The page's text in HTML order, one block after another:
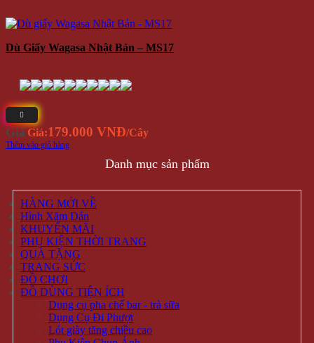
Dù Giấy Wagasa Nhật Bản – MS17
Giá Giá:179.000 VNĐ/Cây
Thêm vào giỏ hàng
Danh mục sản phẩm
HÀNG MỚI VỀ
Hình Xăm Dán
KHUYẾN MÃI
PHỤ KIỆN THỜI TRANG
QUÀ TẶNG
TRANG SỨC
ĐỒ CHƠI
ĐỒ DÙNG TIỆN ÍCH
Dụng cụ pha chế bar - trà sữa
Dụng Cụ Đi Phượt
Lót giày tăng chiều cao